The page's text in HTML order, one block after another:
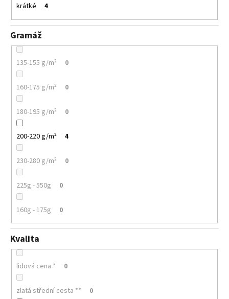
krátké 4
Gramáž
135-155 g/m² 0
160-175 g/m² 0
180-195 g/m² 0
200-220 g/m² 4
230-280 g/m² 0
225g - 550g 0
160g - 175g 0
Kvalita
lidová cena * 0
zlatá střední cesta ** 0